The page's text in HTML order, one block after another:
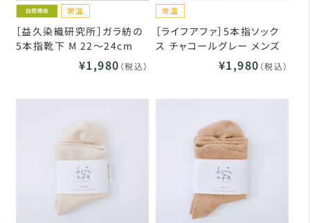
［益久染織研究所］ガラ紡の
5本指靴下 M 22～24cm
¥1,980 （税込）
［ライフアファ］5本指ソック
ス チャコールグレー メンズ
¥1,980 （税込）